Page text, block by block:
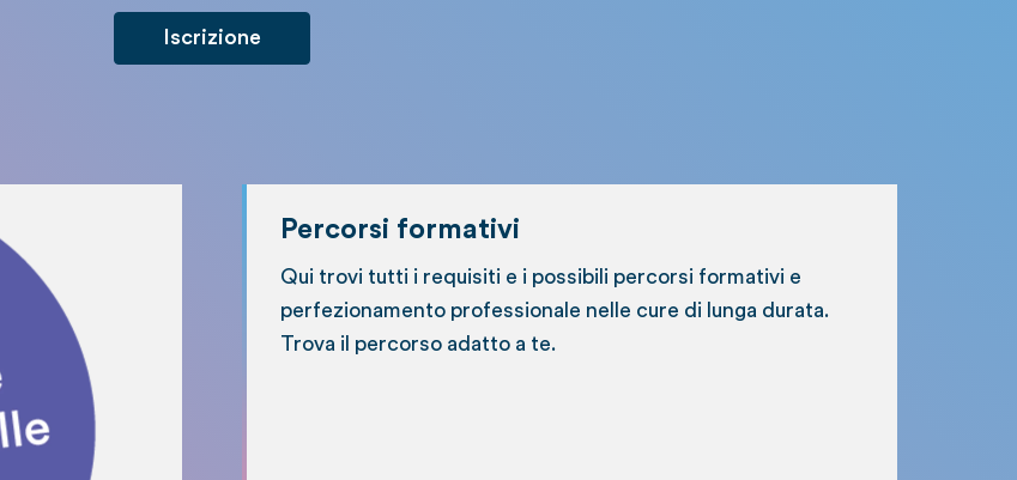
Iscrizione
Percorsi formativi
Qui trovi tutti i requisiti e i possibili percorsi formativi e
perfezionamento professionale nelle cure di lunga durata.
Trova il percorso adatto a te.